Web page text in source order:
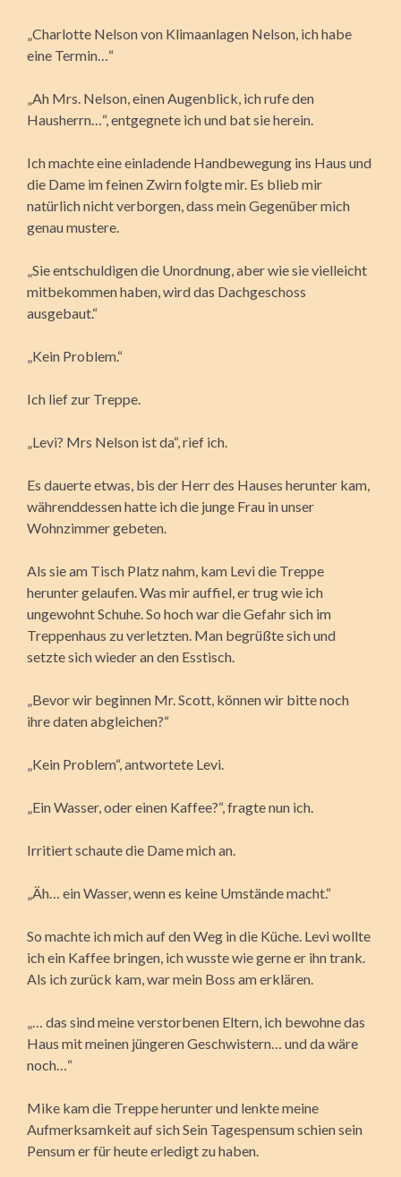
„Charlotte Nelson von Klimaanlagen Nelson, ich habe
eine Termin…“
„Ah Mrs. Nelson, einen Augenblick, ich rufe den
Hausherrn…“, entgegnete ich und bat sie herein.
Ich machte eine einladende Handbewegung ins Haus und
die Dame im feinen Zwirn folgte mir. Es blieb mir
natürlich nicht verborgen, dass mein Gegenüber mich
genau mustere.
„Sie entschuldigen die Unordnung, aber wie sie vielleicht
mitbekommen haben, wird das Dachgeschoss
ausgebaut.“
„Kein Problem.“
Ich lief zur Treppe.
„Levi? Mrs Nelson ist da“, rief ich.
Es dauerte etwas, bis der Herr des Hauses herunter kam,
währenddessen hatte ich die junge Frau in unser
Wohnzimmer gebeten.
Als sie am Tisch Platz nahm, kam Levi die Treppe
herunter gelaufen. Was mir auffiel, er trug wie ich
ungewohnt Schuhe. So hoch war die Gefahr sich im
Treppenhaus zu verletzten. Man begrüßte sich und
setzte sich wieder an den Esstisch.
„Bevor wir beginnen Mr. Scott, können wir bitte noch
ihre daten abgleichen?“
„Kein Problem“, antwortete Levi.
„Ein Wasser, oder einen Kaffee?“, fragte nun ich.
Irritiert schaute die Dame mich an.
„Äh… ein Wasser, wenn es keine Umstände macht.“
So machte ich mich auf den Weg in die Küche. Levi wollte
ich ein Kaffee bringen, ich wusste wie gerne er ihn trank.
Als ich zurück kam, war mein Boss am erklären.
„… das sind meine verstorbenen Eltern, ich bewohne das
Haus mit meinen jüngeren Geschwistern… und da wäre
noch…“
Mike kam die Treppe herunter und lenkte meine
Aufmerksamkeit auf sich Sein Tagespensum schien sein
Pensum er für heute erledigt zu haben.